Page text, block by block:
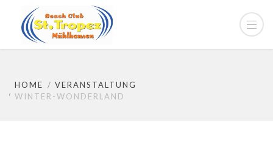
HOME
VERANSTALTUNG
WINTER-WONDERLAND